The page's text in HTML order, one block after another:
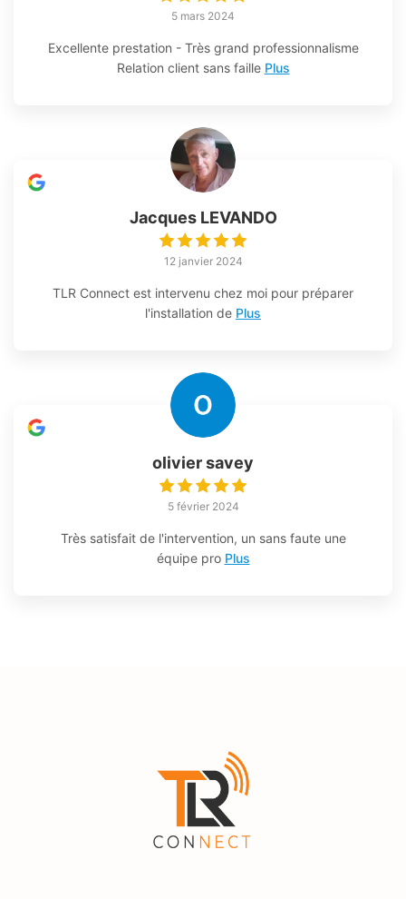
5 mars 2024
Excellente prestation - Très grand professionnalisme
Relation client sans faille Plus
Jacques LEVANDO
12 janvier 2024
TLR Connect est intervenu chez moi pour préparer
l'installation de Plus
olivier savey
5 février 2024
Très satisfait de l'intervention, un sans faute une
équipe pro Plus